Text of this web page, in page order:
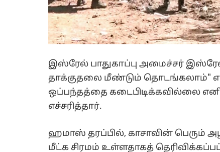
இஸ்ரேல் பாதுகாப்பு அமைச்சர்
தாக்குதலை மீண்டும் தொடங்கலாம்" என
ஒப்பந்தத்தை கடைபிடிக்கவில்லை
எச்சரித்தார்.
ஹமாஸ் தரப்பில், காசாவின் பெரும்
மீட்க சிரமம் உள்ளதாகத்